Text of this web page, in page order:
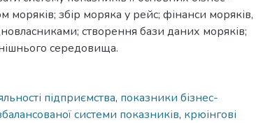
моряків; збір моряка у рейс; фінанси моряків,
створення бази даних моряків;
середовища.
підприємства, показники бізнес-
системи показників, крюінгові